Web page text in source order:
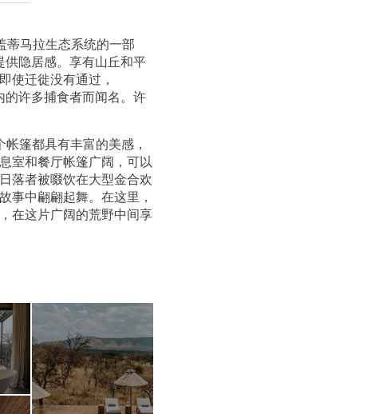
蒂马拉生态系统的一部
隐居感。享有山丘和平
使迁徙没有通过，
许多捕食者而闻名。许
篷都具有丰富的美感，
室和餐厅帐篷广阔，可以
落者被啜饮在大型金合欢
事中翩翩起舞。在这里，
在这片广阔的荒野中间享